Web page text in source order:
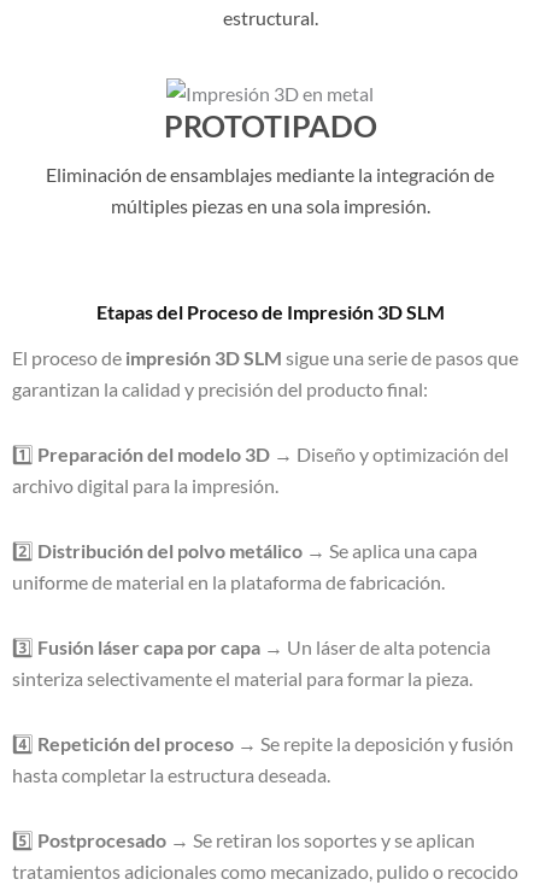
estructural.
PROTOTIPADO
Eliminación de ensamblajes mediante la integración de
múltiples piezas en una sola impresión.
Etapas del Proceso de Impresión 3D SLM
El proceso de impresión 3D SLM sigue una serie de pasos que
garantizan la calidad y precisión del producto final:
1️⃣ Preparación del modelo 3D → Diseño y optimización del
archivo digital para la impresión.
2️⃣ Distribución del polvo metálico → Se aplica una capa
uniforme de material en la plataforma de fabricación.
3️⃣ Fusión láser capa por capa → Un láser de alta potencia
sinteriza selectivamente el material para formar la pieza.
4️⃣ Repetición del proceso → Se repite la deposición y fusión
hasta completar la estructura deseada.
5️⃣ Postprocesado → Se retiran los soportes y se aplican
tratamientos adicionales como mecanizado, pulido o recocido